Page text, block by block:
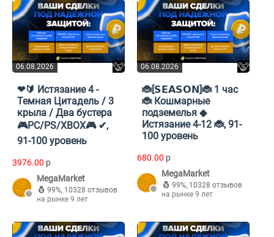
06.08.2026
❤🔰 Истязание 4 -
Темная Цитадель / 3
крыла / Два бустера
🎮PC/PS/XBOX🎮 ✔,
91-100 уровень
3976.00 p
MegaMarket
99%, 10328 отзывов
на рынке 9 лет
06.08.2026
🐞[𝗦𝗘𝗔𝗦𝗢𝗡]🐞 1 час
🐞 Кошмарные
подземелья ◆
Истязание 4-12 🐞, 91-
100 уровень
680.00 p
MegaMarket
99%, 10328 отзывов
на рынке 9 лет